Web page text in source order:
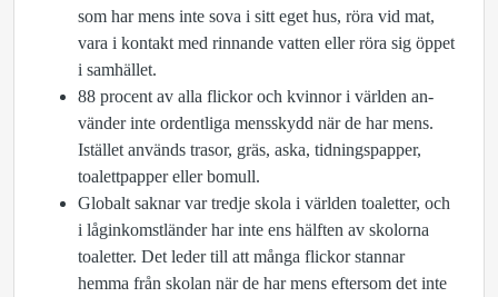
som har mens inte sova i sitt eget hus, röra vid mat,
vara i kon­takt med rin­nande vat­ten eller röra sig öp­pet
i samhäl­let.
88 pro­cent av alla flickor och kvin­nor i världen an­
vän­der inte ordentliga mensskydd när de har mens.
Istäl­let an­vänds tra­sor, gräs, aska, tid­ningspap­per,
toalettpap­per eller bo­mull.
Glob­alt sak­nar var tredje skola i världen toalet­ter, och
i låginkom­stlän­der har inte ens hälften av skolorna
toalet­ter. Det leder till att många flickor stan­nar
hemma från skolan när de har mens efter­som det inte